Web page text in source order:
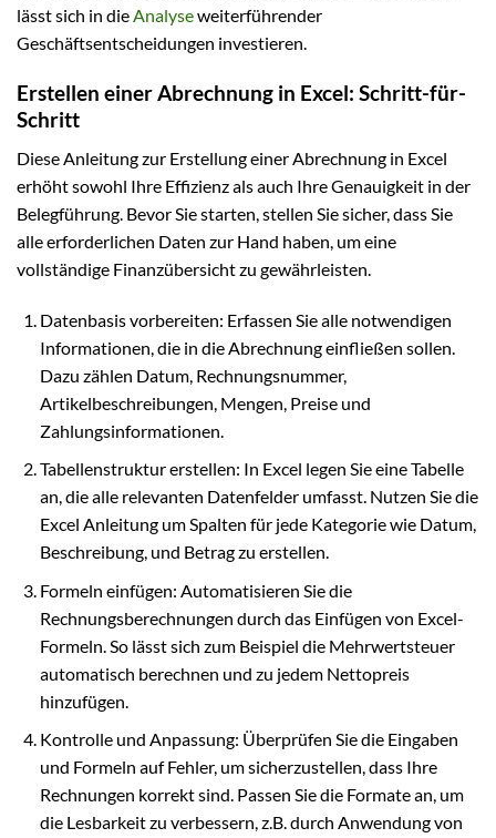
lässt sich in dieAnalyseweiterführender
Geschäftsentscheidungen investieren.
Erstellen einer Abrechnung in Excel: Schritt-für-
Schritt
Diese Anleitung zur Erstellung einer Abrechnung in Excel
erhöht sowohl Ihre Effizienz als auch Ihre Genauigkeit in der
Belegführung. Bevor Sie starten, stellen Sie sicher, dass Sie
alle erforderlichen Daten zur Hand haben, um eine
vollständige Finanzübersicht zu gewährleisten.
Datenbasis vorbereiten: Erfassen Sie alle notwendigen
Informationen, die in die Abrechnung einfließen sollen.
Dazu zählen Datum, Rechnungsnummer,
Artikelbeschreibungen, Mengen, Preise und
Zahlungsinformationen.
Tabellenstruktur erstellen: In Excel legen Sie eine Tabelle
an, die alle relevanten Datenfelder umfasst. Nutzen Sie die
Excel Anleitung um Spalten für jede Kategorie wie Datum,
Beschreibung, und Betrag zu erstellen.
Formeln einfügen: Automatisieren Sie die
Rechnungsberechnungen durch das Einfügen von Excel-
Formeln. So lässt sich zum Beispiel die Mehrwertsteuer
automatisch berechnen und zu jedem Nettopreis
hinzufügen.
Kontrolle und Anpassung: Überprüfen Sie die Eingaben
und Formeln auf Fehler, um sicherzustellen, dass Ihre
Rechnungen korrekt sind. Passen Sie die Formate an, um
die Lesbarkeit zu verbessern, z.B. durch Anwendung von